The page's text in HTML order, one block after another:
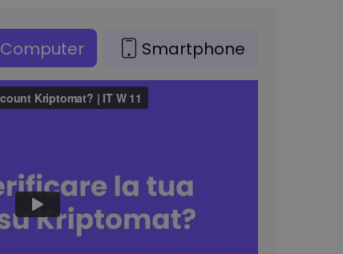
Computer Smartphone